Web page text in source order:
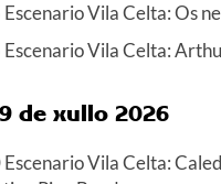
Vila Celta: Os
Vila Celta:
de xullo 2026
Escenario Vila Celta: